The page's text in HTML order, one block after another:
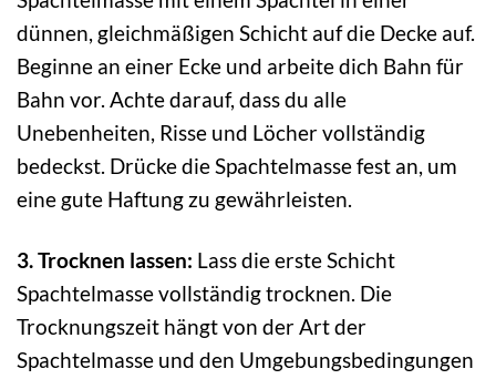
dünnen, gleichmäßigen Schicht auf die Decke auf.
Beginne an einer Ecke und arbeite dich Bahn für
Bahn vor. Achte darauf, dass du alle
Unebenheiten, Risse und Löcher vollständig
bedeckst. Drücke die Spachtelmasse fest an, um
eine gute Haftung zu gewährleisten.
3. Trocknen lassen: Lass die erste Schicht
Spachtelmasse vollständig trocknen. Die
Trocknungszeit hängt von der Art der
Spachtelmasse und den Umgebungsbedingungen